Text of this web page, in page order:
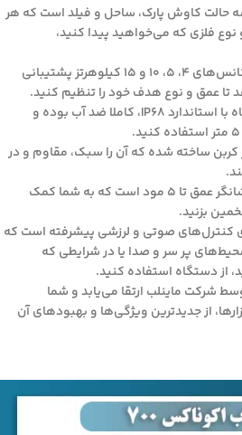
حالت کاوش پارک، ساحل و فیلد است که هر
فلزی که می‌خواهید پیدا کنید،
از فرکانس‌های 4، 5، 10 و 15 کیلوهرتز پشتیبانی
عمق و نوع هدف خود را تنظیم کنید.
این دستگاه با استاندارد IP68، کاملا ضد آب بوده و
کربن ساخته شده که آن را سبک، مقاوم و در
دستگاه دارای نشانگر عمق تا 5 مود است که به شما کمک
بزنید.
کنترل‌های صوتی و لرزشی پیشرفته است که
پر سر و صدا یا در شرایطی که
از دستگاه استفاده کنید.
شرکت ماینلب ارتقا می‌یابد و شما
از جدیدترین ویژگی‌ها و بهبودهای آن